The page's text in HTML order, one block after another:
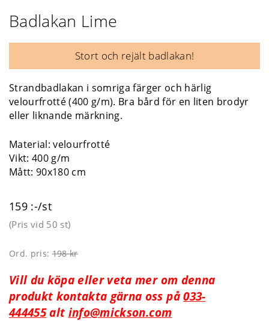
Badlakan Lime
Stort och rejält badlakan!
Strandbadlakan i somriga färger och härlig
velourfrotté (400 g/m). Bra bård för en liten brodyr
eller liknande märkning.
Material: velourfrotté
Vikt: 400 g/m
Mått: 90x180 cm
159 :-/st
(Pris vid 50 st)
Ord. pris:198 kr
Vill du köpa eller veta mer om denna
produkt kontakta gärna oss på033-
444455alt info@mickson.com